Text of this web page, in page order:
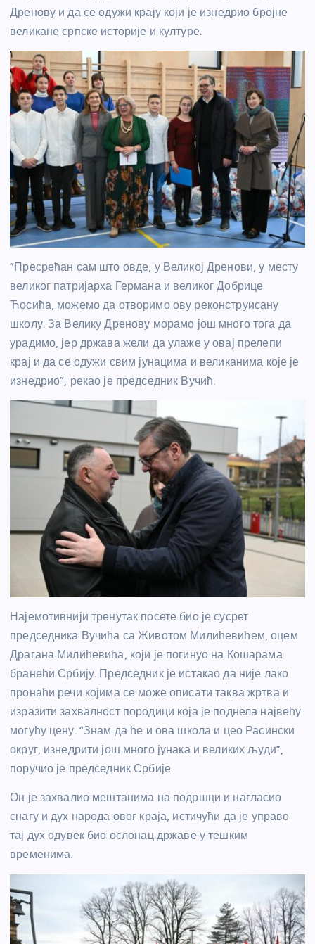
Дренову и да се одужи крају који је изнедрио бројне
великане српске историје и културе.
“Пресрећан сам што овде, у Великој Дренови, у месту
великог патријарха Германа и великог Добрице
Ћосића, можемо да отворимо ову реконструисану
школу. За Велику Дренову морамо још много тога да
урадимо, јер држава жели да улаже у овај прелепи
крај и да се одужи свим јунацима и великанима које је
изнедрио”, рекао је председник Вучић.
Најемотивнији тренутак посете био је сусрет
председника Вучића са Животом Милићевићем, оцем
Драгана Милићевића, који је погинуо на Кошарама
бранећи Србију. Председник је истакао да није лако
пронаћи речи којима се може описати таква жртва и
изразити захвалност породици која је поднела највећу
могућу цену. “Знам да ће и ова школа и цео Расински
округ, изнедрити још много јунака и великих људи”,
поручио је председник Србије.
Он је захвалио мештанима на подршци и нагласио
снагу и дух народа овог краја, истичући да је управо
тај дух одувек био ослонац државе у тешким
временима.